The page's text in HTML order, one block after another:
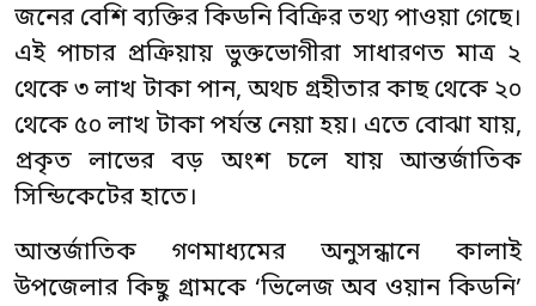
জনের বেশি ব্যক্তির কিডনি বিক্রির তথ্য পাওয়া গেছে।
এই পাচার প্রক্রিয়ায় ভুক্তভোগীরা সাধারণত মাত্র ২
থেকে ৩ লাখ টাকা পান, অথচ গ্রহীতার কাছ থেকে ২০
থেকে ৫০ লাখ টাকা পর্যন্ত নেয়া হয়। এতে বোঝা যায়,
প্রকৃত লাভের বড় অংশ চলে যায় আন্তর্জাতিক
সিন্ডিকেটের হাতে।
আন্তর্জাতিক গণমাধ্যমের অনুসন্ধানে কালাই
উপজেলার কিছু গ্রামকে ‘ভিলেজ অব ওয়ান কিডনি’